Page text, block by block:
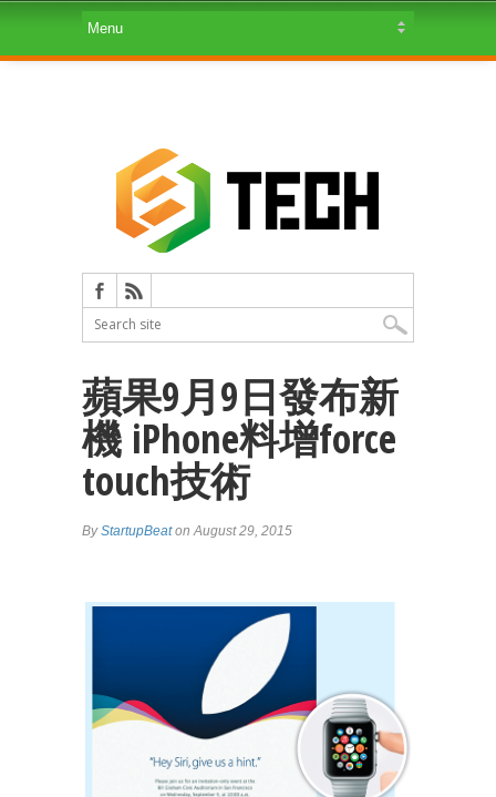
蘋果9月9日發布新
機 iPhone料增force
touch技術
ByStartupBeaton August 29, 2015